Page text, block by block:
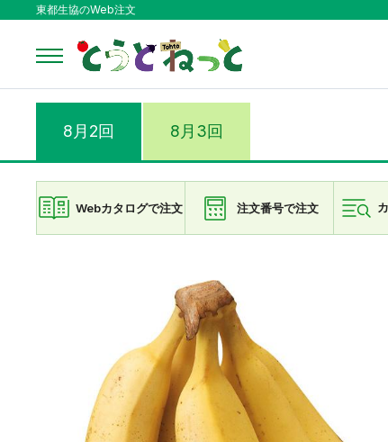
東都生協のWeb注文
8月2回 8月3回
Webカタログで注文 注文番号で注文